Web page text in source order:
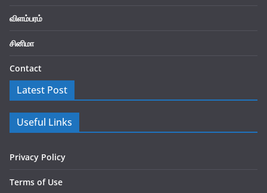
விளம்பரம்
சினிமா
Contact
Latest Post
Useful Links
Privacy Policy
Terms of Use